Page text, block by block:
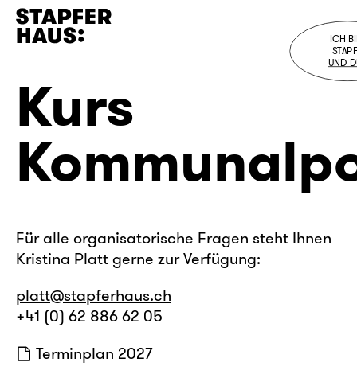
ICH
UND
Programm
Besuch
Stapferhaus
Shop
Kurs
Für alle organisatorische Fragen steht Ihnen
Kristina Platt gerne zur Verfügung:
platt@stapferhaus.ch
+41 (0) 62 886 62 05
Terminplan 2027